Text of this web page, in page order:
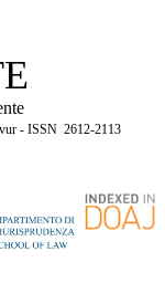
- ISSN 2612-2113